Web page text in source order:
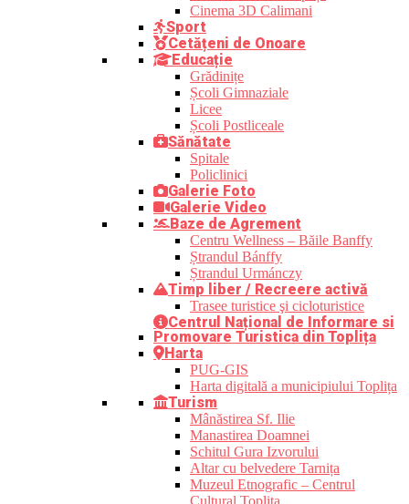
Cinema 3D Calimani
Sport
Cetățeni de Onoare
Educație
Grădinițe
Școli Gimnaziale
Licee
Școli Postliceale
Sănătate
Spitale
Policlinici
Galerie Foto
Galerie Video
Baze de Agrement
Centru Wellness – Băile Banffy
Ștrandul Bánffy
Ștrandul Urmánczy
Timp liber / Recreere activă
Trasee turistice şi cicloturistice
Centrul Național de Informare si
Promovare Turistica din Toplița
Harta
PUG-GIS
Harta digitală a municipiului Toplița
Turism
Mânăstirea Sf. Ilie
Manastirea Doamnei
Schitul Gura Izvorului
Altar cu belvedere Tarnița
Muzeul Etnografic – Centrul
Cultural Toplița